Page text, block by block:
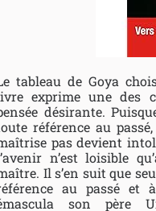
tableau de Goya
exprime une des
désirante.
référence au
pas devient
n’est loisible
Il s’en suit que
au passé et
son père